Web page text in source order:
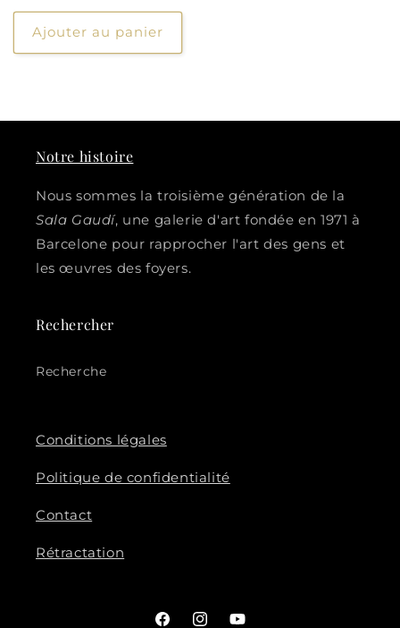
habituel
Ajouter au panier
Notre histoire
Nous sommes la troisième génération de la
Sala Gaudí, une galerie d'art fondée en 1971 à
Barcelone pour rapprocher l'art des gens et
les œuvres des foyers.
Rechercher
Recherche
Conditions légales
Politique de confidentialité
Contact
Rétractation